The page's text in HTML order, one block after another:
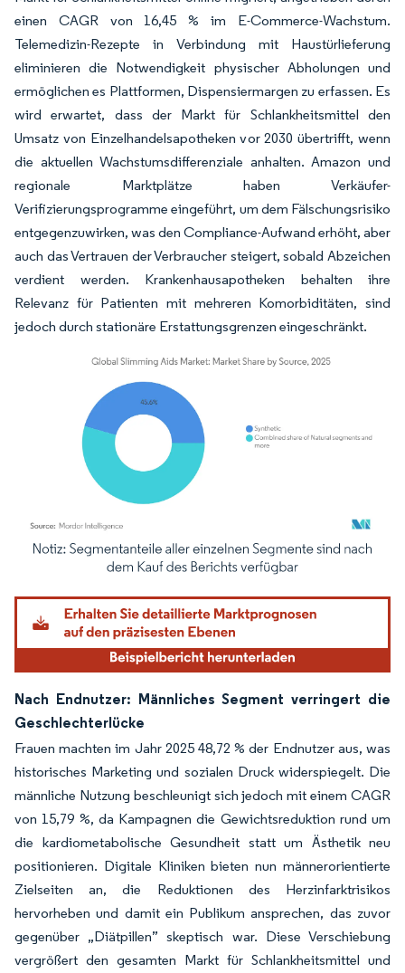
einen CAGR von 16,45 % im E-Commerce-Wachstum.
Telemedizin-Rezepte in Verbindung mit Haustürlieferung
eliminieren die Notwendigkeit physischer Abholungen und
ermöglichen es Plattformen, Dispensiermargen zu erfassen. Es
wird erwartet, dass der Markt für Schlankheitsmittel den
Umsatz von Einzelhandelsapotheken vor 2030 übertrifft, wenn
die aktuellen Wachstumsdifferenziale anhalten. Amazon und
regionale Marktplätze haben Verkäufer-
Verifizierungsprogramme eingeführt, um dem Fälschungsrisiko
entgegenzuwirken, was den Compliance-Aufwand erhöht, aber
auch das Vertrauen der Verbraucher steigert, sobald Abzeichen
verdient werden. Krankenhausapotheken behalten ihre
Relevanz für Patienten mit mehreren Komorbiditäten, sind
jedoch durch stationäre Erstattungsgrenzen eingeschränkt.
Bild © Mordor Intelligence. Wiederverwendung erfordert Namensnennung
Nach Endnutzer: Männliches Segment verringert die
Geschlechterlücke
Frauen machten im Jahr 2025 48,72 % der Endnutzer aus, was
historisches Marketing und sozialen Druck widerspiegelt. Die
männliche Nutzung beschleunigt sich jedoch mit einem CAGR
von 15,79 %, da Kampagnen die Gewichtsreduktion rund um
die kardiometabolische Gesundheit statt um Ästhetik neu
positionieren. Digitale Kliniken bieten nun männerorientierte
Zielseiten an, die Reduktionen des Herzinfarktrisikos
hervorheben und damit ein Publikum ansprechen, das zuvor
gegenüber „Diätpillen” skeptisch war. Diese Verschiebung
vergrößert den gesamten Markt für Schlankheitsmittel und